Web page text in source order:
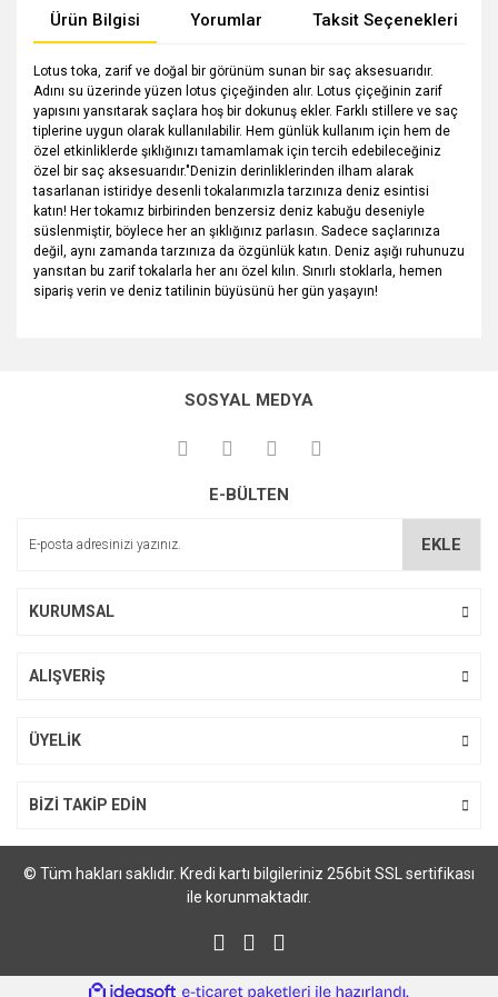
Ürün Bilgisi Yorumlar Taksit Seçenekleri
Lotus toka, zarif ve doğal bir görünüm sunan bir saç aksesuarıdır.
Adını su üzerinde yüzen lotus çiçeğinden alır. Lotus çiçeğinin zarif
yapısını yansıtarak saçlara hoş bir dokunuş ekler. Farklı stillere ve saç
tiplerine uygun olarak kullanılabilir. Hem günlük kullanım için hem de
özel etkinliklerde şıklığınızı tamamlamak için tercih edebileceğiniz
özel bir saç aksesuarıdır."Denizin derinliklerinden ilham alarak
tasarlanan istiridye desenli tokalarımızla tarzınıza deniz esintisi
katın! Her tokamız birbirinden benzersiz deniz kabuğu deseniyle
süslenmiştir, böylece her an şıklığınız parlasın. Sadece saçlarınıza
değil, aynı zamanda tarzınıza da özgünlük katın. Deniz aşığı ruhunuzu
yansıtan bu zarif tokalarla her anı özel kılın. Sınırlı stoklarla, hemen
sipariş verin ve deniz tatilinin büyüsünü her gün yaşayın!
kullanarak tarafımıza iletebilirsiniz.
Görüş ve önerileriniz için teşekkür ederiz.
Ürün açıklamasında eksik bilgiler bulunuyor.
SOSYAL MEDYA
E-BÜLTEN
EKLE
KURUMSAL
ALIŞVERİŞ
ÜYELİK
BİZİ TAKİP EDİN
© Tüm hakları saklıdır. Kredi kartı bilgileriniz 256bit SSL sertifikası
ile korunmaktadır.
ideasoft e-